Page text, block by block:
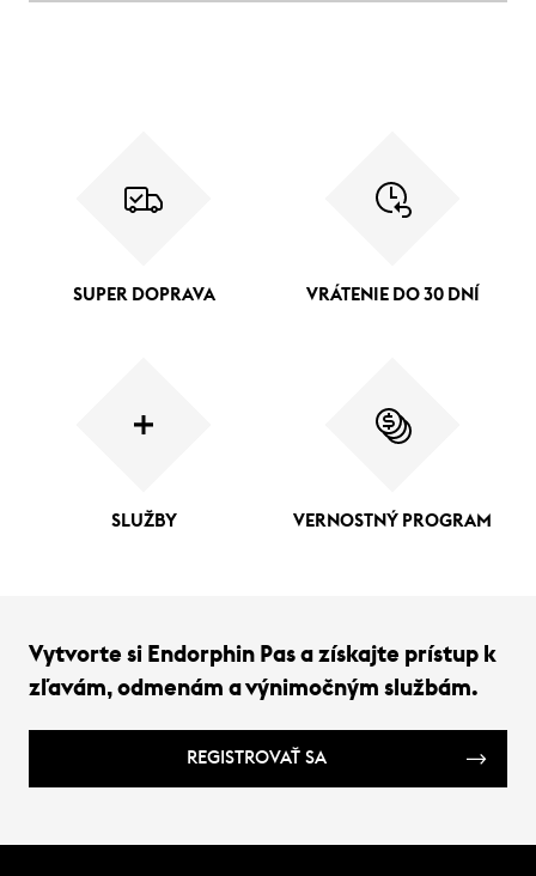
SUPER DOPRAVA VRÁTENIE DO 30 DNÍ
SLUŽBY VERNOSTNÝ PROGRAM
Vytvorte si Endorphin Pas a získajte prístup k
zľavám, odmenám a výnimočným službám.
REGISTROVAŤ SA